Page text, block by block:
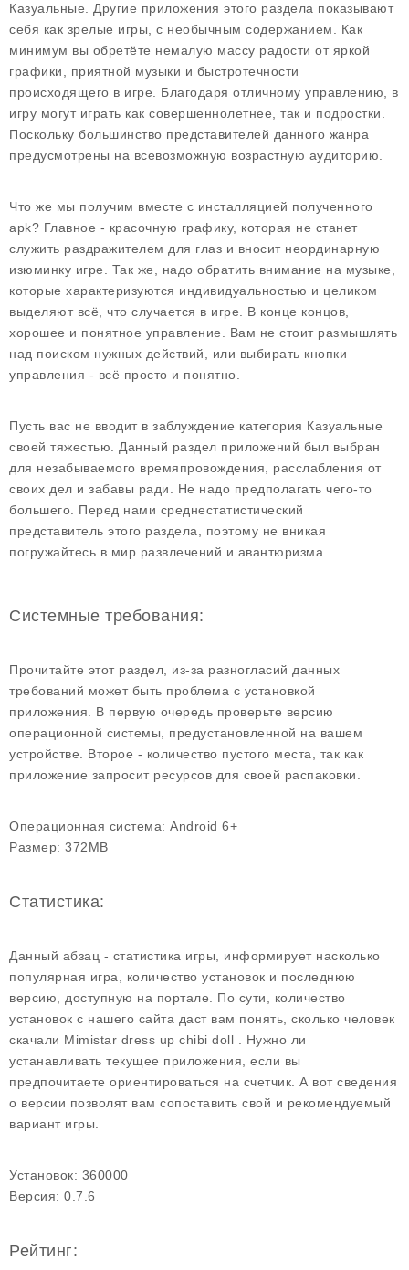
Казуальные. Другие приложения этого раздела показывают
себя как зрелые игры, с необычным содержанием. Как
минимум вы обретёте немалую массу радости от яркой
графики, приятной музыки и быстротечности
происходящего в игре. Благодаря отличному управлению, в
игру могут играть как совершеннолетнее, так и подростки.
Поскольку большинство представителей данного жанра
предусмотрены на всевозможную возрастную аудиторию.
Что же мы получим вместе с инсталляцией полученного
apk? Главное - красочную графику, которая не станет
служить раздражителем для глаз и вносит неординарную
изюминку игре. Так же, надо обратить внимание на музыке,
которые характеризуются индивидуальностью и целиком
выделяют всё, что случается в игре. В конце концов,
хорошее и понятное управление. Вам не стоит размышлять
над поиском нужных действий, или выбирать кнопки
управления - всё просто и понятно.
Пусть вас не вводит в заблуждение категория Казуальные
своей тяжестью. Данный раздел приложений был выбран
для незабываемого времяпровождения, расслабления от
своих дел и забавы ради. Не надо предполагать чего-то
большего. Перед нами среднестатистический
представитель этого раздела, поэтому не вникая
погружайтесь в мир развлечений и авантюризма.
Системные требования:
Прочитайте этот раздел, из-за разногласий данных
требований может быть проблема с установкой
приложения. В первую очередь проверьте версию
операционной системы, предустановленной на вашем
устройстве. Второе - количество пустого места, так как
приложение запросит ресурсов для своей распаковки.
Операционная система: Android 6+
Размер: 372MB
Статистика:
Данный абзац - статистика игры, информирует насколько
популярная игра, количество установок и последнюю
версию, доступную на портале. По сути, количество
установок с нашего сайта даст вам понять, сколько человек
скачали Mimistar dress up chibi doll . Нужно ли
устанавливать текущее приложения, если вы
предпочитаете ориентироваться на счетчик. А вот сведения
о версии позволят вам сопоставить свой и рекомендуемый
вариант игры.
Установок: 360000
Версия: 0.7.6
Рейтинг: